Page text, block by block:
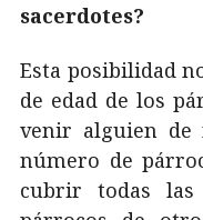
sacerdotes?
Esta posibilidad
de edad de los
venir alguien de
número de
cubrir todas las